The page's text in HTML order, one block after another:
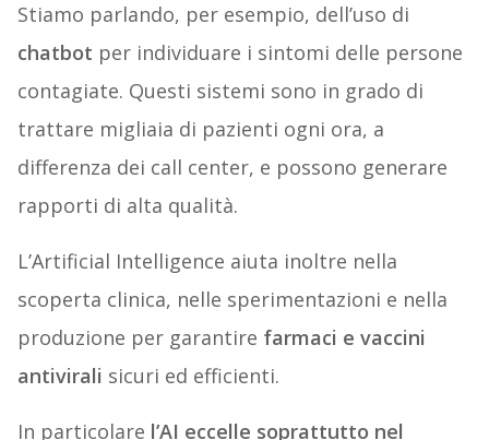
Stiamo parlando, per esempio, dell’uso di
chatbot per individuare i sintomi delle persone
contagiate. Questi sistemi sono in grado di
trattare migliaia di pazienti ogni ora, a
differenza dei call center, e possono generare
rapporti di alta qualità.
L’Artificial Intelligence aiuta inoltre nella
scoperta clinica, nelle sperimentazioni e nella
produzione per garantire farmaci e vaccini
antivirali sicuri ed efficienti.
In particolare l’AI eccelle soprattutto nel